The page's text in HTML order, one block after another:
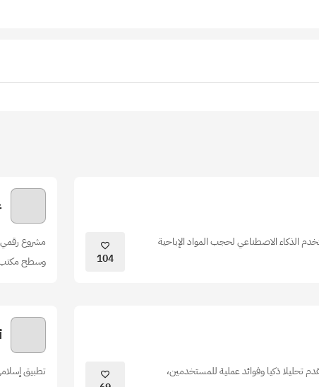
الذكاء الاصطناعي لحجب المواد الإباحية
104
مشروع رقمي
وسطح
تحليلا ذكيا وفوائد عملية للمستخدمين،
تطبيق